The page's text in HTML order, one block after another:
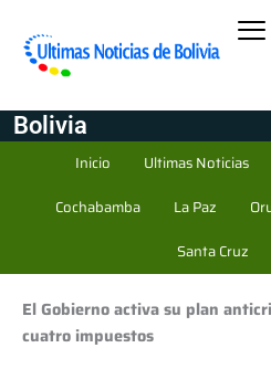
Bolivia
Inicio Ultimas Noticias
Cochabamba
La Paz
Santa Cruz
El Gobierno activa su plan
cuatro impuestos